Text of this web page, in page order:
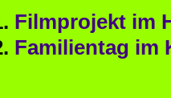
Filmprojekt im
Familientag im